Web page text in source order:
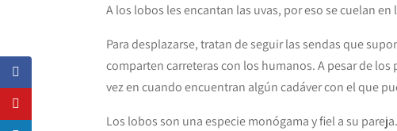
A los lobos les encantan las uvas, por eso se cuelan
Para desplazarse, tratan de seguir las sendas que
comparten carreteras con los humanos. A pesar de
vez en cuando encuentran algún cadáver con el que
Los lobos son una especie monógama y fiel a su